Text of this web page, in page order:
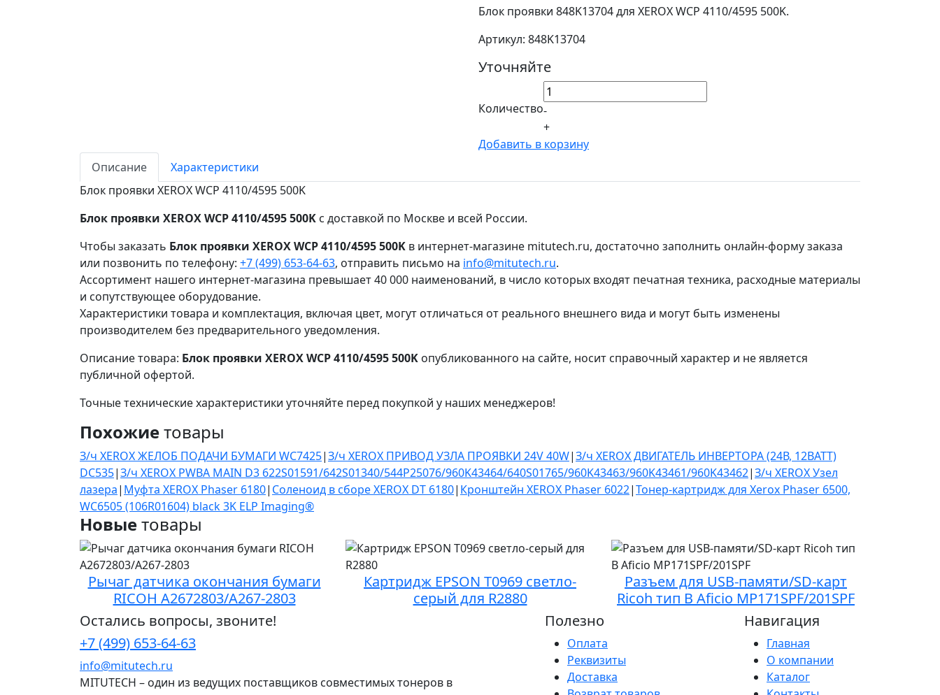
Блок проявки 848K13704 для XEROX WCP 4110/4595 500K.
Артикул: 848K13704
Уточняйте
Количество-
+
Добавить в корзину
Описание
Характеристики
Блок проявки XEROX WCP 4110/4595 500K
Блок проявки XEROX WCP 4110/4595 500K с доставкой по Москве и всей России.
Чтобы заказать Блок проявки XEROX WCP 4110/4595 500K в интернет-магазине mitutech.ru, достаточно заполнить онлайн-форму заказа
или позвонить по телефону: +7 (499) 653-64-63, отправить письмо на info@mitutech.ru.
Ассортимент нашего интернет-магазина превышает 40 000 наименований, в число которых входят печатная техника, расходные материалы
и сопутствующее оборудование.
Характеристики товара и комплектация, включая цвет, могут отличаться от реального внешнего вида и могут быть изменены
производителем без предварительного уведомления.
Описание товара: Блок проявки XEROX WCP 4110/4595 500K опубликованного на сайте, носит справочный характер и не является
публичной офертой.
Точные технические характеристики уточняйте перед покупкой у наших менеджеров!
Похожиетовары
З/ч XEROX ЖЕЛОБ ПОДАЧИ БУМАГИ WC7425|З/ч XEROX ПРИВОД УЗЛА ПРОЯВКИ 24V 40W|З/ч XEROX ДВИГАТЕЛЬ ИНВЕРТОРА (24В, 12ВАТТ)
DC535|З/ч XEROX PWBA MAIN D3 622S01591/642S01340/544P25076/960K43464/640S01765/960K43463/960K43461/960K43462|З/ч XEROX Узел
лазера| Муфта XEROX Phaser 6180| Соленоид в сборе XEROX DT 6180| Кронштейн XEROX Phaser 6022|Тонер-картридж для Xerox Phaser 6500,
WC6505 (106R01604) black 3K ELP Imaging®
Новыетовары
Рычаг датчика окончания бумаги
RICOH A2672803/A267-2803
Картридж EPSON T0969 светло-
серый для R2880
Разъем для USB-памяти/SD-карт
Ricoh тип B Aficio MP171SPF/201SPF
Остались вопросы, звоните!
+7 (499) 653-64-63
info@mitutech.ru
MITUTECH – один из ведущих поставщиков совместимых тонеров в
Полезно
Оплата
Реквизиты
Доставка
Навигация
Главная
О компании
Каталог